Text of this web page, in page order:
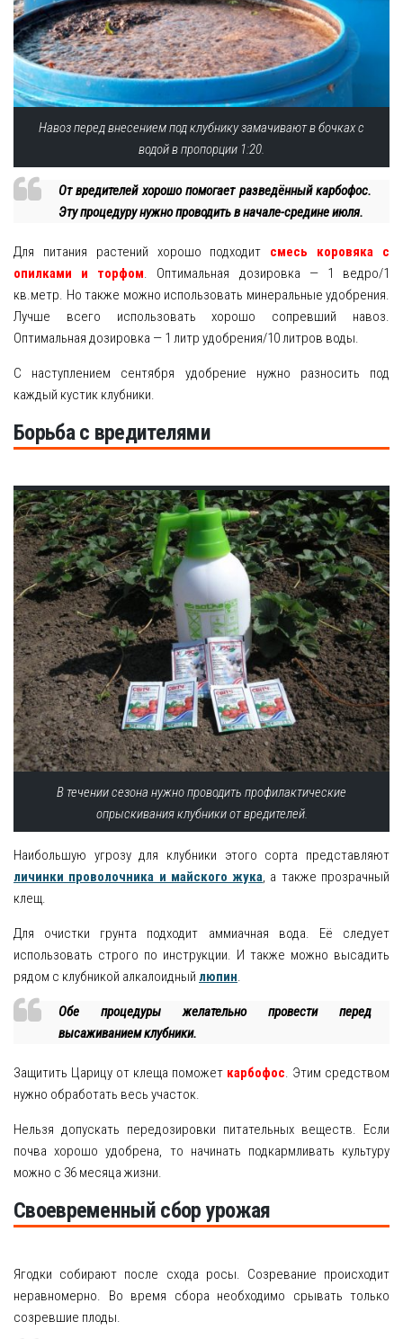
Навоз перед внесением под клубнику замачивают в бочках с
водой в пропорции 1:20.
От вредителей хорошо помогает разведённый карбофос.
Эту процедуру нужно проводить в начале-средине июля.
Для питания растений хорошо подходит смесь коровяка с
опилками и торфом. Оптимальная дозировка — 1 ведро/1
кв.метр. Но также можно использовать минеральные удобрения.
Лучше всего использовать хорошо сопревший навоз.
Оптимальная дозировка — 1 литр удобрения/10 литров воды.
С наступлением сентября удобрение нужно разносить под
каждый кустик клубники.
Борьба с вредителями
В течении сезона нужно проводить профилактические
опрыскивания клубники от вредителей.
Наибольшую угрозу для клубники этого сорта представляют
личинки проволочника и майского жука, а также прозрачный
клещ.
Для очистки грунта подходит аммиачная вода. Её следует
использовать строго по инструкции. И также можно высадить
рядом с клубникой алкалоидный люпин.
Обе процедуры желательно провести перед
высаживанием клубники.
Защитить Царицу от клеща поможет карбофос. Этим средством
нужно обработать весь участок.
Нельзя допускать передозировки питательных веществ. Если
почва хорошо удобрена, то начинать подкармливать культуру
можно с 36 месяца жизни.
Своевременный сбор урожая
Ягодки собирают после схода росы. Созревание происходит
неравномерно. Во время сбора необходимо срывать только
созревшие плоды.